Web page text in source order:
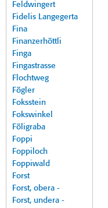
Feldwingert
Fidelis Langegerta
Fina
Finanzerhöttli
Finga
Fingastrasse
Flochtweg
Fögler
Foksstein
Fokswinkel
Föligraba
Foppi
Foppiloch
Foppiwald
Forst
Forst, obera -
Forst, undera -